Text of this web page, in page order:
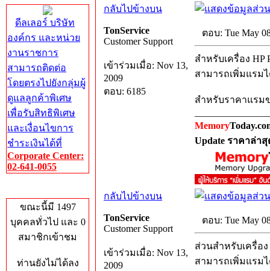
ดีลเลอร์ บริษัท
องค์กร และหน่วย
งานราชการ
สามารถติดต่อ
โดยตรงไปยังกลุ่มผู้
ดูแลลูกค้าพิเศษ
เพื่อรับสิทธิพิเศษ
และเงื่อนไขการ
ชำระเงินได้ที่
Corporate Center:
02-641-0055
ขณะนี้มี 1497
บุคคลทั่วไป และ 0
สมาชิกเข้าชม
ท่านยังไม่ได้ลง
กลับไปข้างบน
TonService
Customer Support
เข้าร่วมเมื่อ: Nov 13,
2009
ตอบ: 6185
ตอบ: Tue May
สำหรับเครื่อง HP
สามารถเพิ่มแรมไ
สำหรับราคาแรม
Memory
Update ราคาล่า
กลับไปข้างบน
TonService
Customer Support
เข้าร่วมเมื่อ: Nov 13,
2009
ตอบ: Tue May
ส่วนสำหรับเครื่อง
สามารถเพิ่มแรมไ